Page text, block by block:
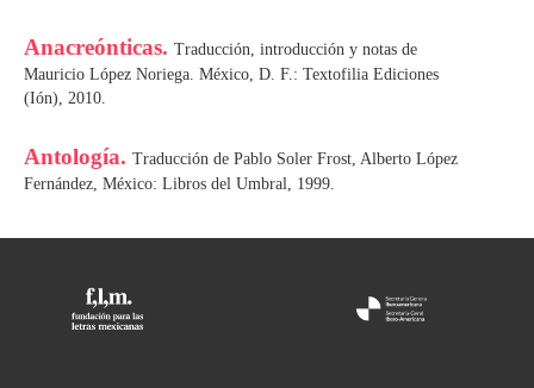
Anacreónticas. Traducción, introducción y notas de
Mauricio López Noriega. México, D. F.: Textofilia Ediciones
(Ión), 2010.
Antología. Traducción de Pablo Soler Frost, Alberto López
Fernández, México: Libros del Umbral, 1999.